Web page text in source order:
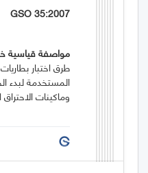
GSO 35:2007
مواصفة قياسية
طرق اختبار
المستخدمة لبدء
وماكينات الاحتراق